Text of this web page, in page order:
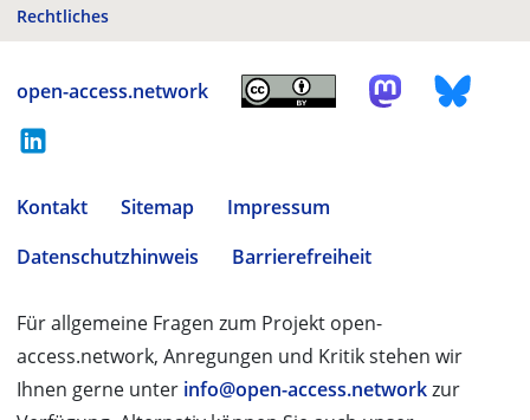
Rechtliches
open-access.network
Kontakt Sitemap
Impressum
Datenschutzhinweis
Barrierefreiheit
Für allgemeine Fragen zum Projekt open-
access.network, Anregungen und Kritik stehen wir
Ihnen gerne unter info@open-access.networkzur